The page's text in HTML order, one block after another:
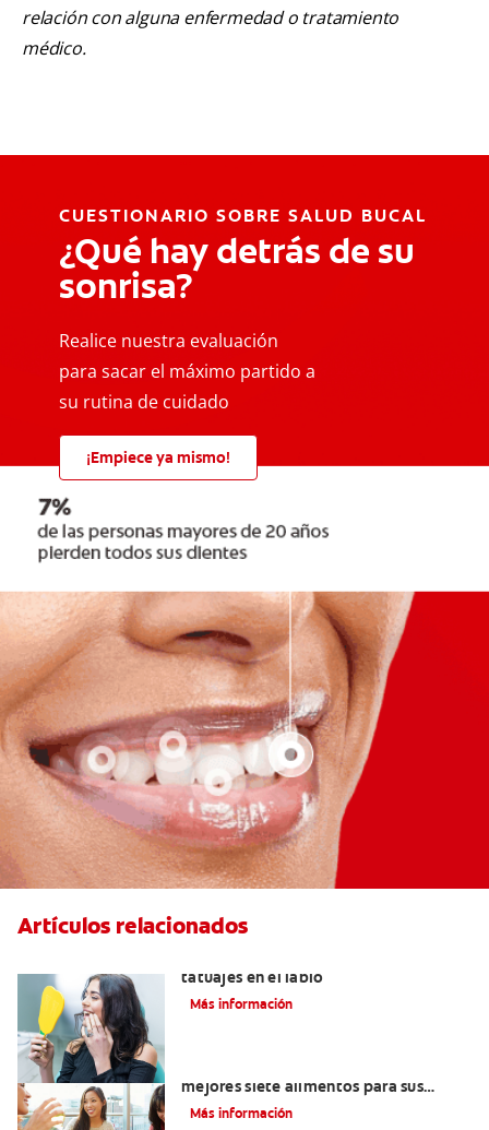
relación con alguna enfermedad o tratamiento
médico.
CUESTIONARIO SOBRE SALUD BUCAL
¿Qué hay detrás de su
sonrisa?
Realice nuestra evaluación
para sacar el máximo partido a
su rutina de cuidado
¡Empiece ya mismo!
Artículos relacionados
tatuajes en el labio
Más información
mejores siete alimentos para sus
dientes
Más información